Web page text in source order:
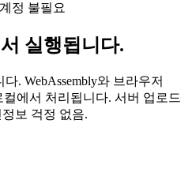
정 불필요
실행됩니다.
. WebAssembly와 브라우저
에서 처리됩니다. 서버 업로드
보 걱정 없음.